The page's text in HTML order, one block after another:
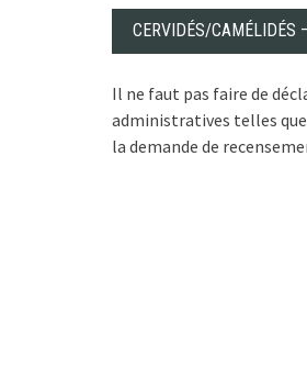
CERVIDÉS/CAMÉLIDÉS
Il ne faut pas faire de
administratives telles
la demande de